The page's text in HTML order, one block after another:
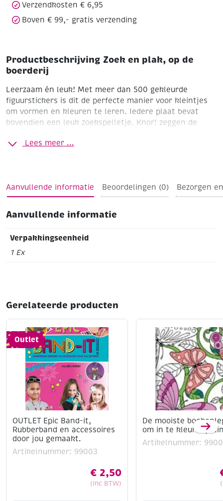
Verzendkosten € 6,95
Boven € 99,- gratis verzending
Productbeschrijving Zoek en plak, op de
boerderij
Leerzaam én leuk! Met meer dan 500 gekleurde
figuurstickers is dit de perfecte manier voor kleintjes
om vormen en kleuren te leren. Iedere plaat bevat
bovendien een leuk zoekspelletje. Knor! zeggen de
van allemaal?
Lees meer ...
Aanvullende informatie Beoordelingen (0) Bezorgen
Aanvullende informatie
Verpakkingseenheid
1 Ex
Gerelateerde producten
Outlet
OUTLET Epic Band-it,
Rubberband en accessoires
door jou gemaakt.
Artikelnummer: 99003
€ 2,50
(Inc BTW)
De mooiste
om in te kleuren,
Artikelnummer: